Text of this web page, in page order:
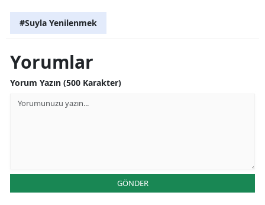
#Suyla Yenilenmek
Yorumlar
Yorum Yazın (500 Karakter)
GÖNDER